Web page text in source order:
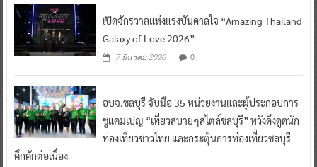
เปิดจักรวาลแห่งแรงบันดาลใจ “Amazing Thailand
Galaxy of Love 2026”
7 มีนาคม 2026 0
อบจ.ชลบุรี จับมือ 35 หน่วยงานและผู้ประกอบการ
ชูแคมเปญ “เที่ยวสบายๆสไตล์ชลบุรี” หวังดึงดูดนัก
ท่องเที่ยวชาวไทย และกระตุ้นการท่องเที่ยวชลบุรี
คึกคักต่อเนื่อง